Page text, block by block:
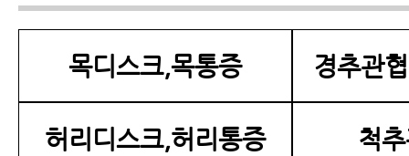
목디스크,목통증 경추관
허리디스크,허리통증
척